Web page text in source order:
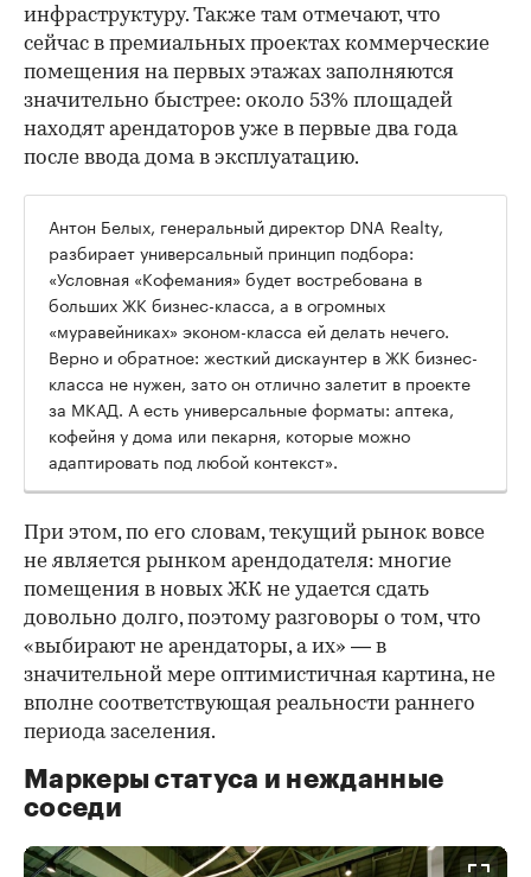
инфраструктуру. Также там отмечают, что
сейчас в премиальных проектах коммерческие
помещения на первых этажах заполняются
значительно быстрее: около 53% площадей
находят арендаторов уже в первые два года
после ввода дома в эксплуатацию.
Антон Белых, генеральный директор DNA Realty,
разбирает универсальный принцип подбора:
«Условная «Кофемания» будет востребована в
больших ЖК бизнес-класса, а в огромных
«муравейниках» эконом-класса ей делать нечего.
Верно и обратное: жесткий дискаунтер в ЖК бизнес-
класса не нужен, зато он отлично залетит в проекте
за МКАД. А есть универсальные форматы: аптека,
кофейня у дома или пекарня, которые можно
адаптировать под любой контекст».
При этом, по его словам, текущий рынок вовсе
не является рынком арендодателя: многие
помещения в новых ЖК не удается сдать
довольно долго, поэтому разговоры о том, что
«выбирают не арендаторы, а их» — в
значительной мере оптимистичная картина, не
вполне соответствующая реальности раннего
периода заселения.
Маркеры статуса и нежданные
соседи